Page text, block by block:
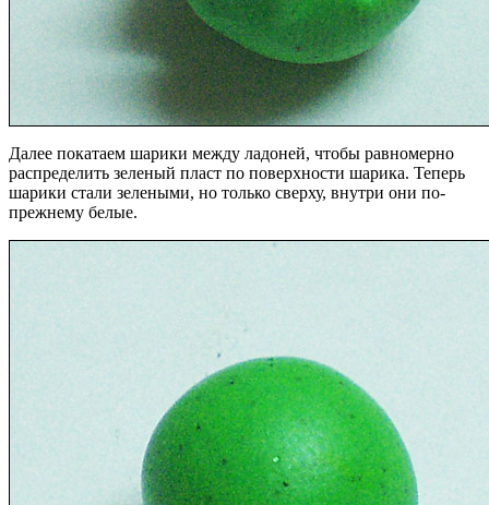
Далее покатаем шарики между ладоней, чтобы равномерно
распределить зеленый пласт по поверхности шарика. Теперь
шарики стали зелеными, но только сверху, внутри они по-
прежнему белые.